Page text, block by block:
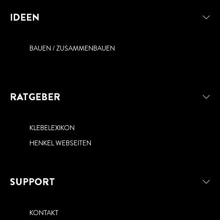
IDEEN
BAUEN / ZUSAMMENBAUEN
RATGEBER
KLEBELEXIKON
HENKEL WEBSEITEN
SUPPORT
KONTAKT